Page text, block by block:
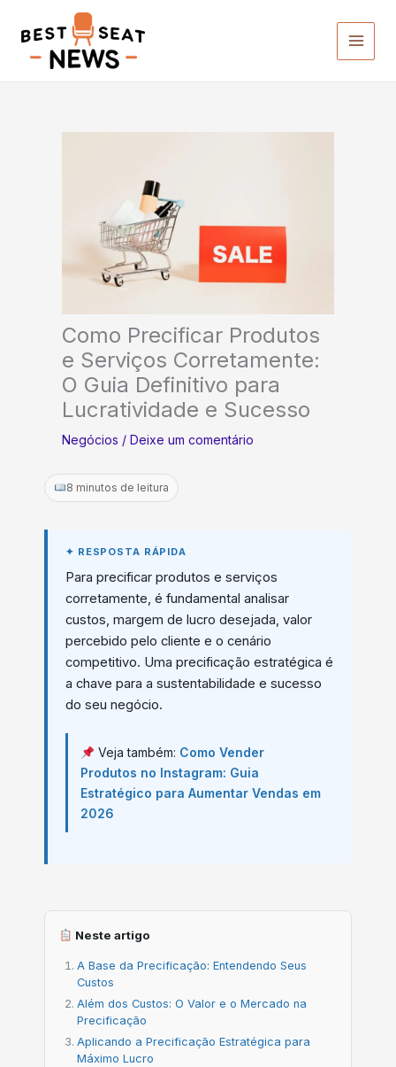
para
conteúdo
Como Precificar Produtos
e Serviços Corretamente:
O Guia Definitivo para
Lucratividade e Sucesso
Negócios / Deixe um comentário
8 minutos de leitura
Para precificar produtos e serviços
corretamente, é fundamental analisar
custos, margem de lucro desejada, valor
percebido pelo cliente e o cenário
competitivo. Uma precificação estratégica é
a chave para a sustentabilidade e sucesso
do seu negócio.
Veja também: Como Vender
Produtos no Instagram: Guia
Estratégico para Aumentar Vendas em
2026
Neste artigo
A Base da Precificação: Entendendo Seus
Custos
Além dos Custos: O Valor e o Mercado na
Precificação
Aplicando a Precificação Estratégica para
Máximo Lucro